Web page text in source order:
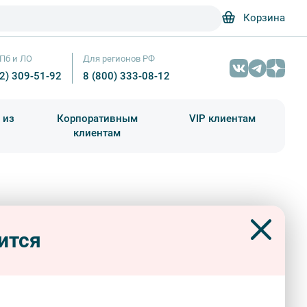
Корзина
и ЛО
309-51-92
Для регионов РФ
8 (800) 333-08-12
Корпоративным
клиентам
VIP клиентам